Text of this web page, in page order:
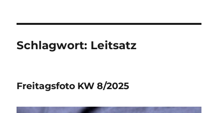
Schlagwort: Leitsatz
Freitagsfoto KW 8/2025